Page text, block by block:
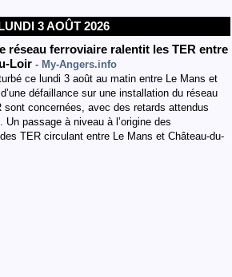
3 AOÛT 2026
réseau ferroviaire ralentit les TER entre
Loir - My-Angers.info
ce lundi 3 août au matin entre Le Mans et
défaillance sur une installation du réseau
concernées, avec des retards attendus
Un passage à niveau à l’origine des
TER circulant entre Le Mans et Château-du-